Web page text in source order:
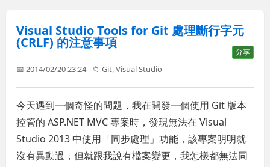
Visual Studio Tools for Git 處理斷行字元
(CRLF) 的注意事項
分享
📅 2014/02/20 23:24 📁Git ,Visual Studio
今天遇到一個奇怪的問題，我在開發一個使用 Git 版本
控管的 ASP.NET MVC 專案時，發現無法在 Visual
Studio 2013 中使用「同步處理」功能，該專案明明就
沒有異動過，但就跟我說有檔案變更，我怎樣都無法同